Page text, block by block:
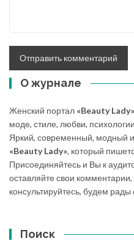
О журнале
Женский портал «Beauty Lady»
моде, стиле, любви,
Яркий, современный, модный
«Beauty Lady», который
Присоединяйтесь и Вы к
оставляйте свои
консультируйтесь, будем
Поиск